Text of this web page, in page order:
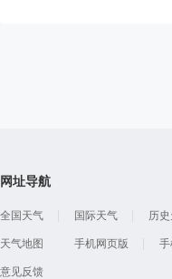
网址导航
全国天气 国际天气 历
天气地图 手机网页版 手
意见反馈